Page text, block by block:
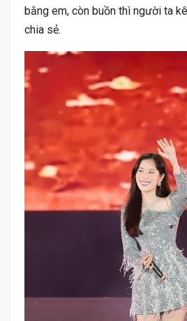
bằng em, còn buồn thì người ta
chia sẻ.